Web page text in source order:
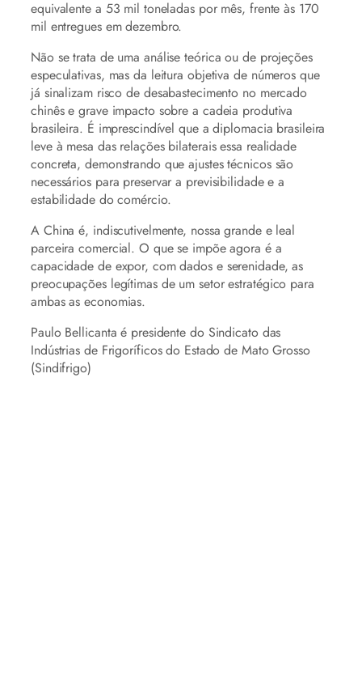
equivalente a 53 mil toneladas por mês, frente às 170
mil entregues em dezembro.
Não se trata de uma análise teórica ou de projeções
especulativas, mas da leitura objetiva de números que
já sinalizam risco de desabastecimento no mercado
chinês e grave impacto sobre a cadeia produtiva
brasileira. É imprescindível que a diplomacia brasileira
leve à mesa das relações bilaterais essa realidade
concreta, demonstrando que ajustes técnicos são
necessários para preservar a previsibilidade e a
estabilidade do comércio.
A China é, indiscutivelmente, nossa grande e leal
parceira comercial. O que se impõe agora é a
capacidade de expor, com dados e serenidade, as
preocupações legítimas de um setor estratégico para
ambas as economias.
Paulo Bellicanta é presidente do Sindicato das
Indústrias de Frigoríficos do Estado de Mato Grosso
(Sindifrigo)